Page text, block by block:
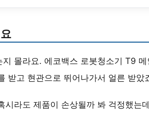
몰라요. 에코백스 로봇청소기 T9
받고 현관으로 뛰어나가서 얼른 받았
시라도 제품이 손상될까 봐 걱정했는